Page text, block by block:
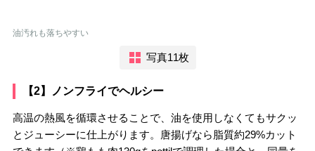
油汚れも落ちやすい
写真11枚
【2】ノンフライでヘルシー
高温の熱風を循環させることで、油を使用しなくてもサクッ
とジューシーに仕上がります。唐揚げなら脂質約29%カット